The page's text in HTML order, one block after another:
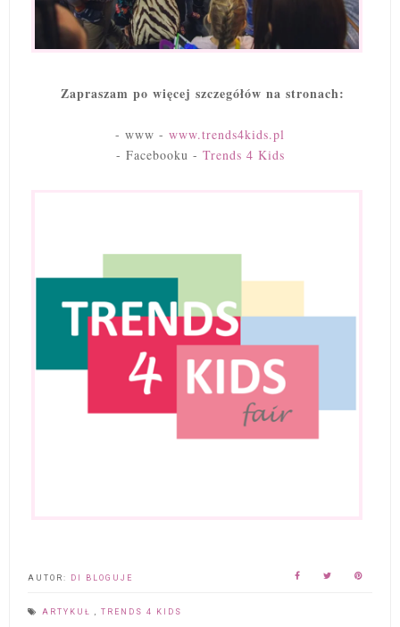
Zapraszam po więcej szczegółów na stronach:
- www - www.trends4kids.pl
- Facebooku - Trends 4 Kids
AUTOR: DI BLOGUJE
ARTYKUŁ , TRENDS 4 KIDS